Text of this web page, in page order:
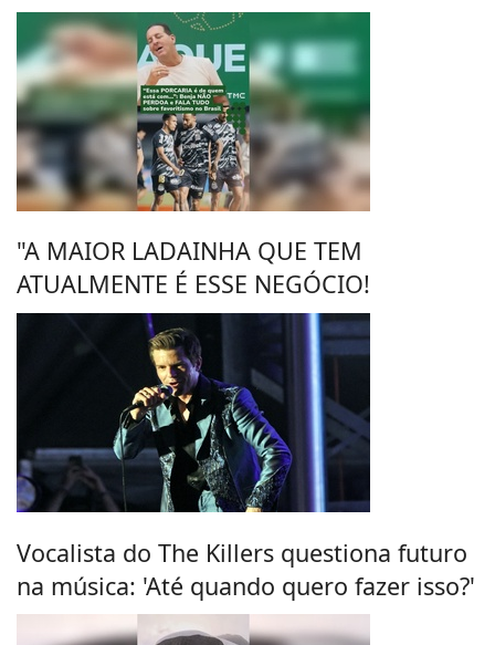
"A MAIOR LADAINHA QUE TEM
ATUALMENTE É ESSE NEGÓCIO!
Vocalista do The Killers questiona futuro
na música: 'Até quando quero fazer isso?'